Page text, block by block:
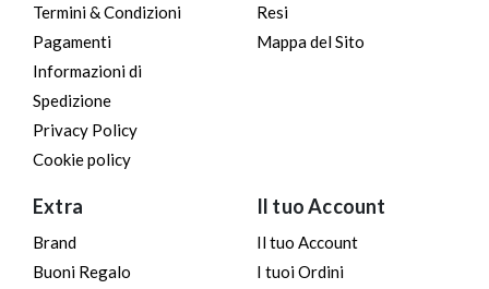
Termini & Condizioni
Pagamenti
Informazioni di
Spedizione
Privacy Policy
Cookie policy
Resi
Mappa del Sito
Extra
Brand
Buoni Regalo
Il tuo Account
Il tuo Account
I tuoi Ordini